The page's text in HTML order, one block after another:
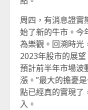
周四，有消息證實
始了新的牛市。今
為樂觀。回溯時光
2023年股市的展
預計前半年市場波
漲。”最大的擔憂
點已經真的實現了
入。